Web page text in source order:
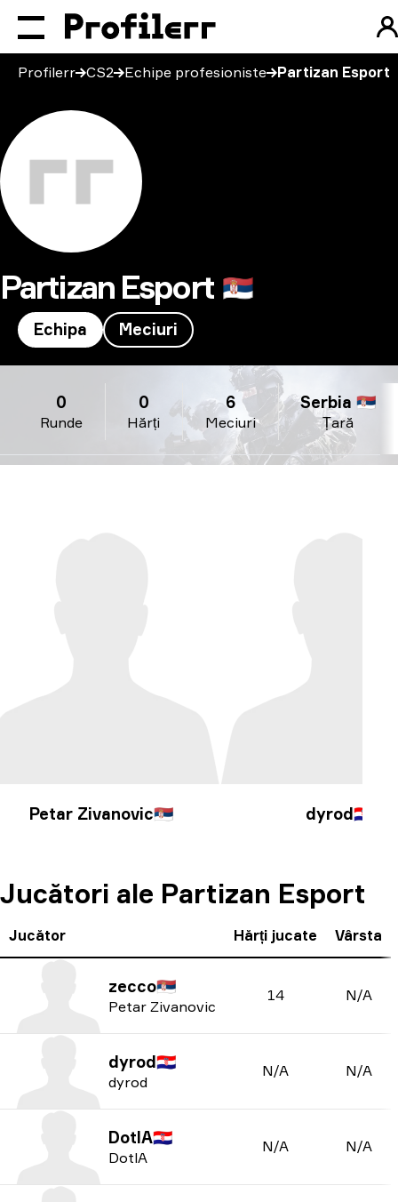
Profilerr CS2 Echipe profesioniste Partizan Esport
Partizan Esport 🇷🇸
Echipa Meciuri
Runde
0
Hărți
0
Meciuri
6
Țară
Serbia 🇷🇸
Petar Zivanovic🇷🇸 dyrod🇭🇷
Jucători ale Partizan Esport
Jucător Hărți jucate Vârsta
zecco🇷🇸
Petar Zivanovic
14 N/A
dyrod🇭🇷
dyrod
N/A N/A
DotlA🇭🇷
DotlA
N/A N/A